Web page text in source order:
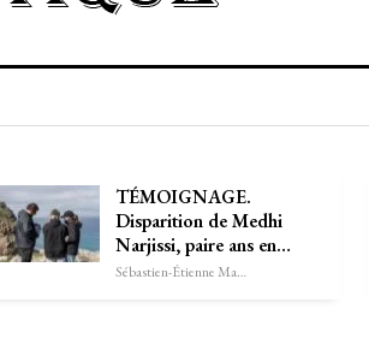
TÉMOIGNAGE.
Disparition de Medhi
Narjissi, paire ans en…
Sébastien-Étienne Marechal